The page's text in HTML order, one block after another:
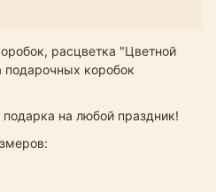
расцветка "Цветной
подарочных коробок
на любой праздник!